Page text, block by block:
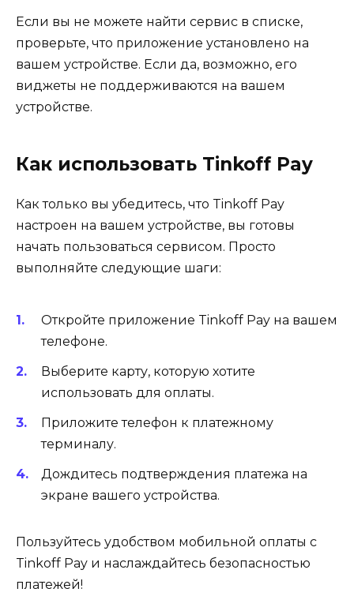
Если вы не можете найти сервис в списке,
проверьте, что приложение установлено на
вашем устройстве. Если да, возможно, его
виджеты не поддерживаются на вашем
устройстве.
Как использовать Tinkoff Pay
Как только вы убедитесь, что Tinkoff Pay
настроен на вашем устройстве, вы готовы
начать пользоваться сервисом. Просто
выполняйте следующие шаги:
Откройте приложение Tinkoff Pay на вашем
телефоне.
Выберите карту, которую хотите
использовать для оплаты.
Приложите телефон к платежному
терминалу.
Дождитесь подтверждения платежа на
экране вашего устройства.
Пользуйтесь удобством мобильной оплаты с
Tinkoff Pay и наслаждайтесь безопасностью
платежей!